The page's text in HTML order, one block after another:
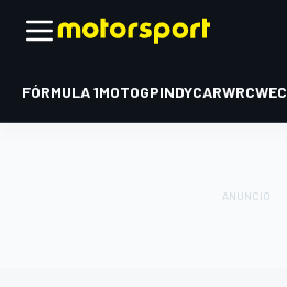
FÓRMULA 1MOTOGPINDYCARWRCWEC